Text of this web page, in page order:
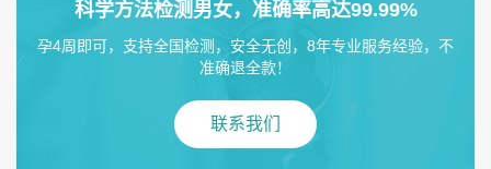
科学方法检测男女，准确率高达99.99%
孕4周即可，支持全国检测，安全无创，8年专业服务经验，不
准确退全款！
联系我们